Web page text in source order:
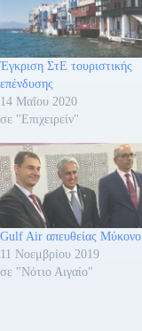
Έγκριση ΣτΕ τουριστικής
επένδυσης
14 Μαΐου 2020
σε "Επιχειρείν"
Gulf Air απευθείας Μύκονο
11 Νοεμβρίου 2019
σε "Νότιο Αιγαίο"